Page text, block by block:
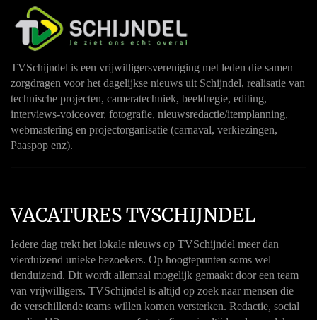
TVSchijndel is een vrijwilligersvereniging met leden die samen
zorgdragen voor het dagelijkse nieuws uit Schijndel, realisatie van
technische projecten, cameratechniek, beeldregie, editing,
interviews-voiceover, fotografie, nieuwsredactie/itemplanning,
webmastering en projectorganisatie (carnaval, verkiezingen,
Paaspop enz).
VACATURES TVSCHIJNDEL
Iedere dag trekt het lokale nieuws op TVSchijndel meer dan
vierduizend unieke bezoekers. Op hoogtepunten soms wel
tienduizend. Dit wordt allemaal mogelijk gemaakt door een team
van vrijwilligers. TVSchijndel is altijd op zoek naar mensen die
de verschillende teams willen komen versterken. Redactie, social